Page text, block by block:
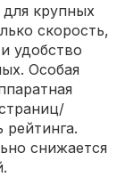
крупных
скорость,
удобство
Особая
рейтинга.
снижается